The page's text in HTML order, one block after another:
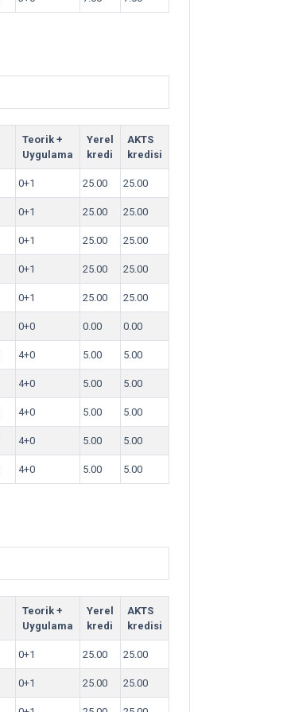
Teorik +
Uygulama
Yerel
kredi
AKTS
kredisi
0+1 25.00 25.00
0+1 25.00 25.00
0+1 25.00 25.00
0+1 25.00 25.00
0+1 25.00 25.00
0+0 0.00 0.00
4+0 5.00 5.00
4+0 5.00 5.00
4+0 5.00 5.00
4+0 5.00 5.00
4+0 5.00 5.00
Teorik +
Uygulama
Yerel
kredi
AKTS
kredisi
0+1 25.00 25.00
0+1 25.00 25.00